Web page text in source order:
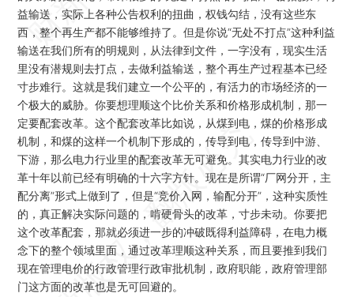
益输送，实际上各种公告权利的扭曲，权钱勾结，没有这些东
西，整个再生产都不能够维持了。但是你说“无处不打点”这种利益
输送在我们所有的明规则，从法律到文件，一字没有，现实生活
里没有潜规则去打点，去做利益输送，整个再生产过程基本已经
寸步难行。这就是我们建立一个公平的，有活力的市场经济的一
个极大的威胁。你要想理顺这个比价关系和价格形成机制，那一
定要配套改革。这个配套改革比如说，从煤到电，煤的价格形成
机制，和煤的这样一个机制下形成的，传导到电，传导到中游、
下游，那么电力行业里的配套改革无可避免。其实电力行业的改
革十年以前已经有明确的十六字方针。现在是所谓“厂网分开，主
配分离”形式上做到了，但是“竞价入网，输配分开”，这种实质性
的，真正解决实际问题的，啃硬骨头的改革，寸步未动。你要把
这个改革配套，那就必须进一步的冲破既得利益障碍，在电力概
念下的整个领域里面，通过改革理顺这种关系，而且要推到我们
现在管理电价的行政管理行政审批机制，政府职能，政府管理部
门这方面的改革也是无可回避的。